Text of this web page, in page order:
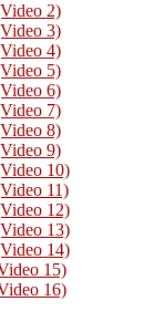
2)
3)
4)
5)
6)
7)
8)
9)
10)
11)
12)
13)
14)
15)
16)